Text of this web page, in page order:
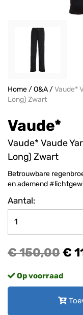
Home/O&A/Vaude*
Long) Zwart
Vaude*
Vaude* Vaude
Long) Zwart
Betrouwbare
en ademend
Aantal:
€ 150,00€
Op voorraad